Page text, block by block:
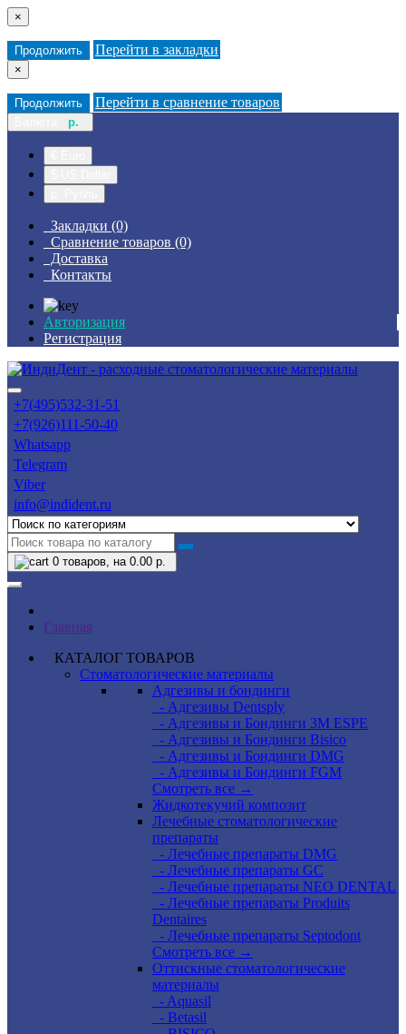
×
Продолжить Перейти в закладки
×
Продолжить Перейти в сравнение товаров
р.
Закладки (0)
Сравнение товаров (0)
Доставка
Контакты
Авторизация
Регистрация
+7(495)532-31-51
+7(926)111-50-40
Whatsapp
Telegram
Viber
info@indident.ru
0 товаров, на 0.00 р.
Главная
КАТАЛОГ ТОВАРОВ
Стоматологические материалы
Адгезивы и бондинги
- Адгезивы Dentsply
- Адгезивы и Бондинги 3M ESPE
- Адгезивы и Бондинги Bisico
- Адгезивы и Бондинги DMG
- Адгезивы и Бондинги FGM
Смотреть все →
Жидкотекучий композит
Лечебные стоматологические
препараты
- Лечебные препараты DMG
- Лечебные препараты GC
- Лечебные препараты NEO DENTAL
- Лечебные препараты Produits
Dentaires
- Лечебные препараты Septodont
Смотреть все →
Оттискные стоматологические
материалы
- Aquasil
- Betasil